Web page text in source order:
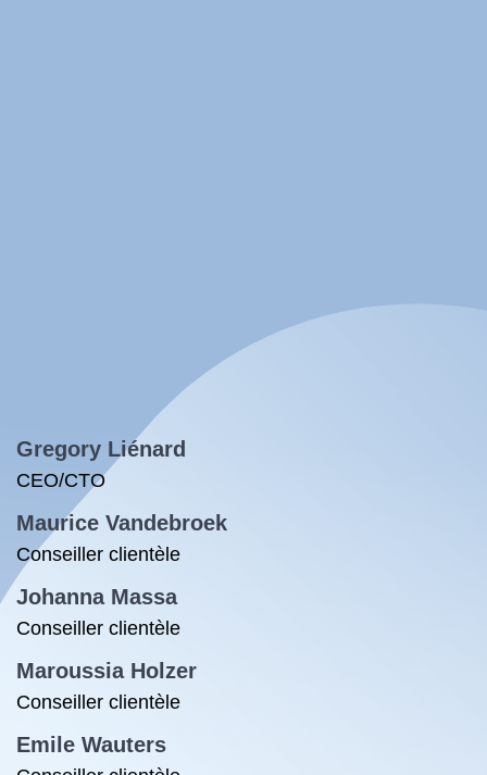
Gregory Liénard
CEO/CTO
Maurice Vandebroek
Conseiller clientèle
Johanna Massa
Conseiller clientèle
Maroussia Holzer
Conseiller clientèle
Emile Wauters